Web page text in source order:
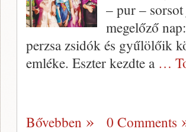
– pur –
megelőző
perzsa zsidók és gyűlölőik
emléke. Eszter kezdte a …
Bővebben 0 Comments